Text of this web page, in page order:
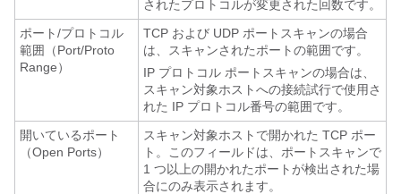
されたプロトコルが変更された回数です。
ポート/プロトコル
範囲（Port/Proto
Range）
TCP および UDP ポートスキャンの場合
は、スキャンされたポートの範囲です。
IP プロトコル ポートスキャンの場合は、
スキャン対象ホストへの接続試行で使用さ
れた IP プロトコル番号の範囲です。
開いているポート
（Open Ports）
スキャン対象ホストで開かれた TCP ポー
ト。このフィールドは、ポートスキャンで
1 つ以上の開かれたポートが検出された場
合にのみ表示されます。